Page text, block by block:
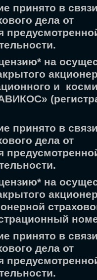
принято в
дела от
на
и
принято в
дела от
на
принято в
дела от